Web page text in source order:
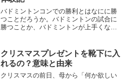
バドミントンコンでの勝利とはなにに勝
つことだろうか。バドミントンの試合に
勝つことか、バドミントンが上手くなる
はじめてバドミントンコンを体験。その
時の体験談と、勝利のコツ...
クリスマスプレゼントを靴下に入
れるの？意味と由来
クリスマスの前日、母から「何か欲しい